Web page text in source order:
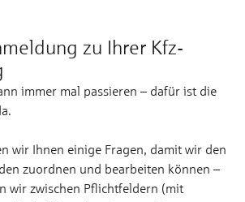
zu Ihrer Kfz-
immer mal passieren – dafür ist die
wir Ihnen einige Fragen, damit wir den
zuordnen und bearbeiten können –
wir zwischen Pflichtfeldern (mit